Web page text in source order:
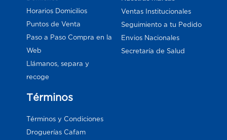
Horarios Domicilios
Puntos de Venta
Paso a Paso Compra en la
Web
Llámanos, separa y
recoge
Ventas Institucionales
Seguimiento a tu Pedido
Envios Nacionales
Secretaría de Salud
Términos
Términos y Condiciones
Droguerías Cafam